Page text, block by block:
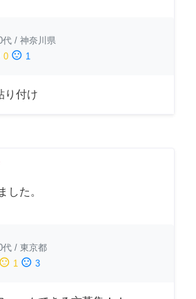
代 / 神奈川県
0 sentiment_dissatisfied 1
り付け
した。
代 / 東京都
sentiment_neutral 1 sentiment_dissatisfied 3